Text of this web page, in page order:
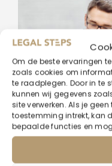
Om de beste ervaringen
zoals cookies om
te raadplegen. Door in te
kunnen wij gegevens
site verwerken. Als je
toestemming intrekt, kan
bepaalde functies en